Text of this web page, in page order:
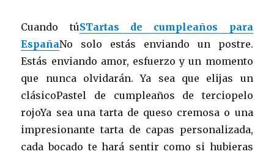
Cuando túSTartas de cumpleaños para
EspañaNo solo estás enviando un postre.
Estás enviando amor, esfuerzo y un momento
que nunca olvidarán. Ya sea que elijas un
clásicoPastel de cumpleaños de terciopelo
rojoYa sea una tarta de queso cremosa o una
impresionante tarta de capas personalizada,
cada bocado te hará sentir como si hubieras